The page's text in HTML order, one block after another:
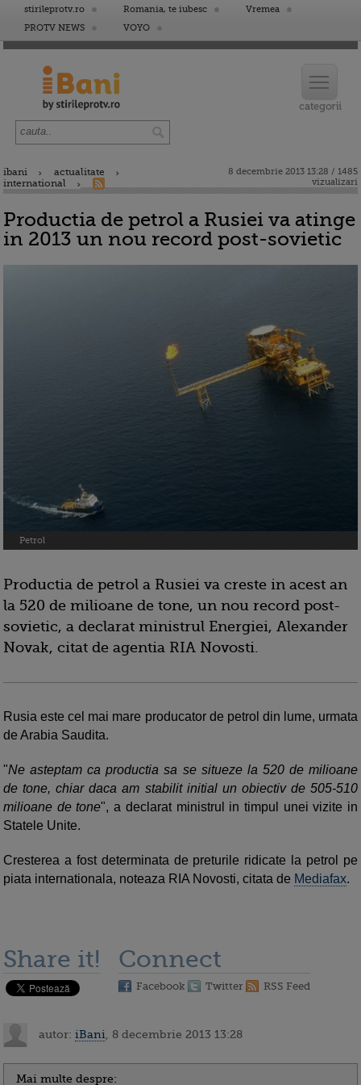
stirileprotv.ro Romania, te iubesc
Vremea
PROTV NEWS
VOYO
ibani
actualitate
international
8 decembrie 2013 13:28 / 1485
vizualizari
Productia de petrol a Rusiei va atinge
in 2013 un nou record post-sovietic
Petrol
Productia de petrol a Rusiei va creste in acest an
la 520 de milioane de tone, un nou record post-
sovietic, a declarat ministrul Energiei, Alexander
Novak, citat de agentia RIA Novosti.
Rusia este cel mai mare producator de petrol din lume, urmata
de Arabia Saudita.
"Ne asteptam ca productia sa se situeze la 520 de milioane
de tone, chiar daca am stabilit initial un obiectiv de 505-510
milioane de tone", a declarat ministrul in timpul unei vizite in
Statele Unite.
Cresterea a fost determinata de preturile ridicate la petrol pe
piata internationala, noteaza RIA Novosti, citata de Mediafax.
Share it! Connect
Facebook Twitter RSS Feed
autor: iBani , 8 decembrie 2013 13:28
Mai multe despre: